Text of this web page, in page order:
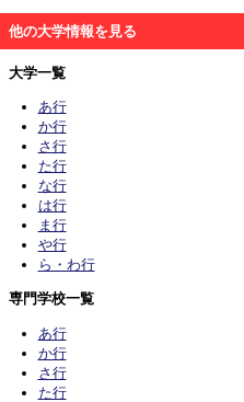
他の大学情報を見る
大学一覧
あ行
か行
さ行
た行
な行
は行
ま行
や行
ら・わ行
専門学校一覧
あ行
か行
さ行
た行